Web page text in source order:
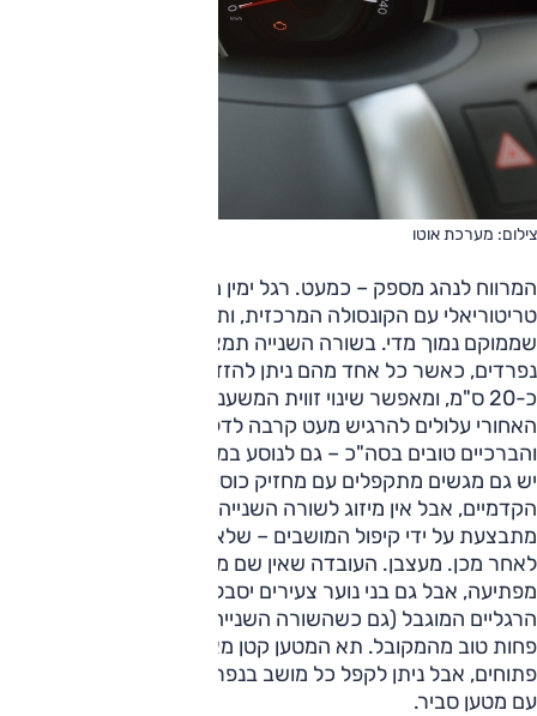
צילום: מערכת אוטו
המרווח לנהג מספק – כמעט. רגל ימין מוצאת עצמה במאבק
טריטוריאלי עם הקונסולה המרכזית, ותחת איום מצד הסוויץ',
שממוקם נמוך מדי. בשורה השנייה תמצאו שלושה מושבים
נפרדים, כאשר כל אחד מהם ניתן להזזה לפנים-אחור בטווח של
כ-20 ס"מ, ומאפשר שינוי זווית המשענת. נוסעים מגודלים במושב
האחורי עלולים להרגיש מעט קרבה לדלתות, אבל מרווח הראש
והברכיים טובים בסה"כ – גם לנוסע במרכז, בזכות רצפה שטוחה.
יש גם מגשים מתקפלים עם מחזיק כוסות בגב המושבים
הקדמיים, אבל אין מיזוג לשורה השנייה. כניסה לשורה השלישית
מתבצעת על ידי קיפול המושבים – שלא חוזרים בדיוק לאותו
לאחר מכן. מעצבן. העובדה שאין שם מקום לאדם מבוגר לא ממש
מפתיעה, אבל גם בני נוער צעירים יסבלו מהמושב הנמוך ומרווח
הרגליים המוגבל (גם כשהשורה השנייה מוזזת קדימה), וזה כבר
פחות טוב מהמקובל. תא המטען קטן מאוד עם שבעה מושבים
פתוחים, אבל ניתן לקפל כל מושב בנפרד להסעת שישה נוסעים
עם מטען סביר.